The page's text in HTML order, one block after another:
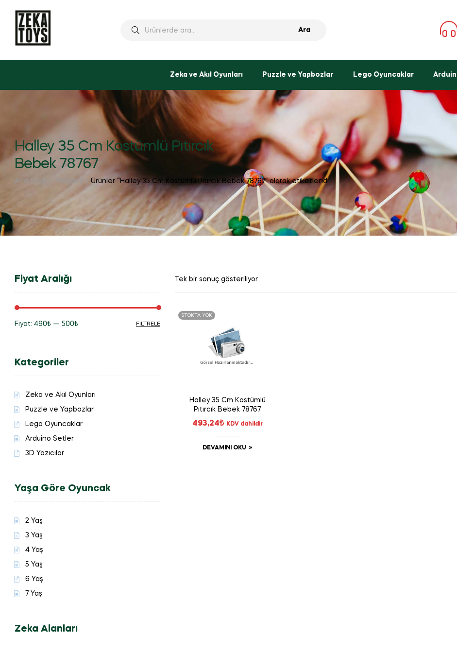
Ara
Zeka ve Akıl Oyunları Puzzle ve Yapbozlar Lego Oyuncaklar
Halley 35 Cm Kostümlü Pıtırcık
Bebek 78767
Ana Sayfa Mağaza Ürünler “Halley 35 Cm Kostümlü Pıtırcık Bebek 78767” olarak etiketlendi
Tek bir sonuç gösteriliyor
STOKTA YOK
Halley 35 Cm Kostümlü
Pıtırcık Bebek 78767
493,24₺ KDV dahildir
DEVAMINI OKU
Fiyat Aralığı
FILTRELE
Fiyat: 490₺ — 500₺
Kategoriler
Zeka ve Akıl Oyunları
Puzzle ve Yapbozlar
Lego Oyuncaklar
Arduino Setler
3D Yazıcılar
Yaşa Göre Oyuncak
2 Yaş
3 Yaş
4 Yaş
5 Yaş
6 Yaş
7 Yaş
Zeka Alanları